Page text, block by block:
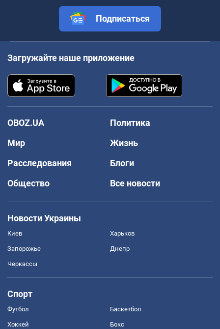
Подписаться
Загружайте наше приложение
OBOZ.UA
Политика
Мир
Жизнь
Расследования
Блоги
Общество
Все новости
Новости Украины
Киев Харьков
Запорожье Днепр
Черкассы
Спорт
Футбол Баскетбол
Хоккей Бокс